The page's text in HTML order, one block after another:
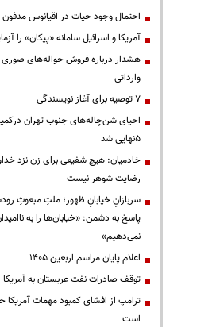
احتمال وجود حیات در اقیانوس مدفون
آمریکا و اسرائیل سامانه «پیکان» را
هشدار درباره فروش حواله‌های
وارداتی
۷ توصیه برای آغاز نویسندگی
احیای شن‌چاله‌های جنوب تهران
۵نهایی شد
خادمیان: هیچ شفیعی برای زن نزد
رضایت شوهر نیست
سربازانِ خیابانِ ظهور؛ ملتِ مبعوثِ
پاسخ به دشمن: «خیابان‌ها را به
نمی‌دهیم»
اعلام پایان مراسم اربعین ۱۴۰۵
توقف صادرات نفت عربستان به آمریکا
ترامپ از افشای کمبود مهمات
است